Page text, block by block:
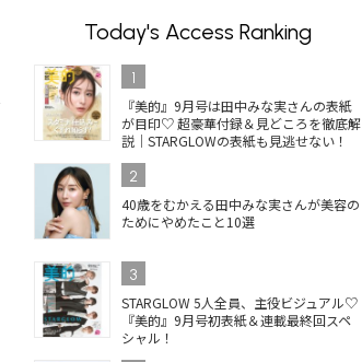
Today's Access Ranking
1
『美的』9月号は田中みな実さんの表紙
が目印♡ 超豪華付録＆見どころを徹底解
説｜STARGLOWの表紙も見逃せない！
2
40歳をむかえる田中みな実さんが美容の
ためにやめたこと10選
3
STARGLOW 5人全員、主役ビジュアル♡
『美的』9月号初表紙＆連載最終回スペ
シャル！